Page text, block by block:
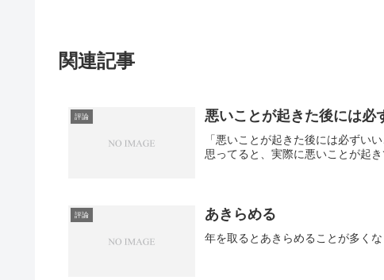
関連記事
評論 悪いことが起きた後には必
「悪いことが起きた後には必ずい
思ってると、実際に悪いことが起
評論 あきらめる
年を取るとあきらめることが多く